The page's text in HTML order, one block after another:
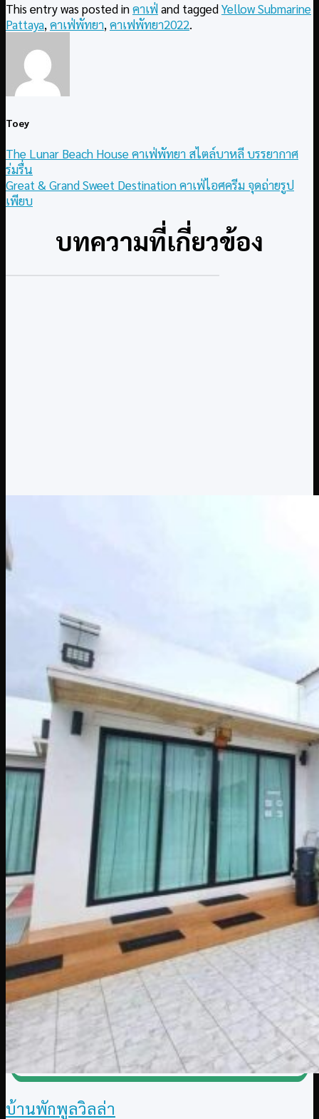
This entry was posted inคาเฟ่and taggedYellow Submarine
Pattaya, คาเฟ่พัทยา, คาเฟพัทยา2022.
Toey
The Lunar Beach House คาเฟ่พัทยา สไตล์บาหลี บรรยากาศ
ร่มรื่น
Great & Grand Sweet Destination คาเฟ่ไอศครีม จุดถ่ายรูป
เพียบ
บทความที่เกี่ยวข้อง
บ้านพักพูลวิลล่า